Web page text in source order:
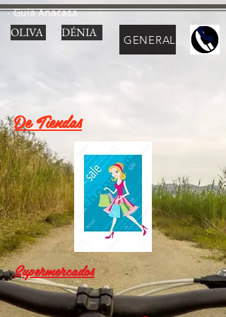
- Guía Anacasa
OLIVA DÉNIA GENERAL
De Tiendas
Supermercados